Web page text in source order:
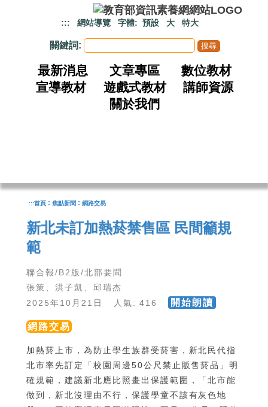
::: 網站導覽 字體: 預設 大 特大
關鍵詞:
最新消息 文章專區
數位教材
宣導教材
遊戲式教材
講師資源
關於我們
:::首頁 : 焦點新聞 : 網路交易
新北未訂加熱菸禁售區 民間籲規
範
聯合報/B2版/北部要聞
張策、洪子凱、邱瑞杰
2025年10月21日 人氣: 416
開始朗讀
網路交易
加熱菸上市，為防止學生族群受菸害，新北民代指
北市率先訂定「校園周邊50公尺禁止販售菸品」明
確規範，建議新北應比照畫出保護範圍，「北市能
做到，新北沒理由不行，保護學童不該有灰色地